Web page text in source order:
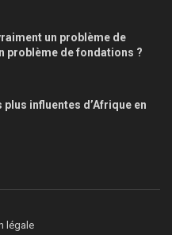
un problème de
problème de fondations ?
plus influentes d’Afrique en
légale